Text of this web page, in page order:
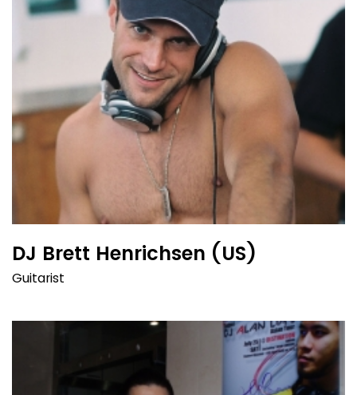
DJ Brett Henrichsen (US)
Guitarist